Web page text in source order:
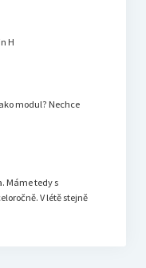
H
modul? Nechce
Máme tedy s
V létě stejně